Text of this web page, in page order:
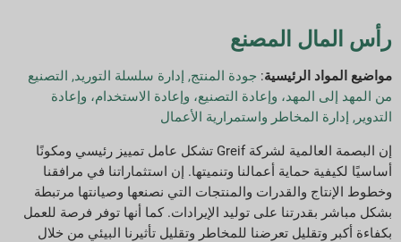
رأس المال المصنع
مواضيع المواد الرئيسية: جودة المنتج, إدارة سلسلة التوريد, التصنيع
من المهد إلى المهد، وإعادة التصنيع، وإعادة الاستخدام، وإعادة
التدوير , إدارة المخاطر واستمرارية الأعمال
إن البصمة العالمية لشركة Greif تشكل عامل تمييز رئيسي ومكونًا
أساسيًا لكيفية حماية أعمالنا وتنميتها. إن استثماراتنا في مرافقنا
وخطوط الإنتاج والقدرات والمنتجات التي نصنعها وصيانتها مرتبطة
بشكل مباشر بقدرتنا على توليد الإيرادات. كما أنها توفر فرصة للعمل
بكفاءة أكبر وتقليل تعرضنا للمخاطر وتقليل تأثيرنا البيئي من خلال